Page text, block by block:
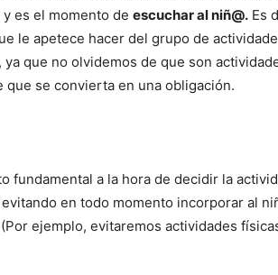
es el momento de escuchar al niñ@. Es
le apetece hacer del grupo de
que no olvidemos de que son
que se convierta en una obligación.
fundamental a la hora de decidir la
evitando en todo momento incorporar al
ejemplo, evitaremos actividades